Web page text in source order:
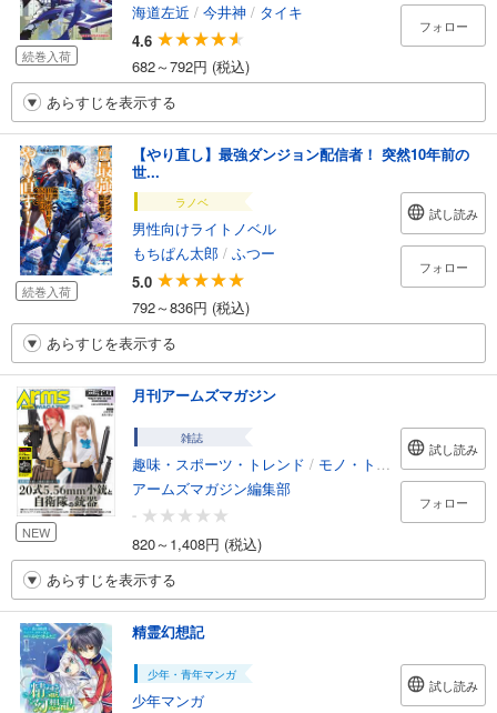
続巻入荷
海道左近 / 今井神 / タイキ
4.6
682～792円 (税込)
フォロー
あらすじを表示する
続巻入荷
【やり直し】最強ダンジョン配信者！ 突然10年前の
世...
ラノベ
男性向けライトノベル
もちぱん太郎 / ふつー
5.0
792～836円 (税込)
試し読み
フォロー
あらすじを表示する
NEW
月刊アームズマガジン
雑誌
趣味・スポーツ・トレンド / モノ・トレンド
アームズマガジン編集部
-
820～1,408円 (税込)
試し読み
フォロー
あらすじを表示する
精霊幻想記
少年・青年マンガ
少年マンガ
試し読み